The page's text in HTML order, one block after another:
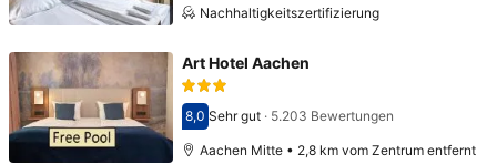
Nachhaltigkeitszertifizierung
Art Hotel Aachen
Bewertet mit 8,0
8,0 Sehr gut· 5.203 Bewertungen
Aachen Mitte • 2,8 km vom Zentrum entfernt